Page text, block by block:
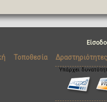
Τοποθεσία Δραστηριότητες
Υπάρχει